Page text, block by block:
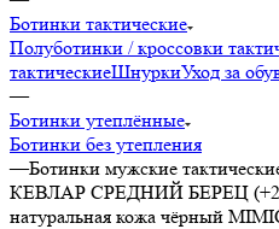
Ботинки тактические
Полуботинки / кроссовки
тактическиеШнуркиУход за
—
Ботинки утеплённые
Ботинки без утепления
—Ботинки мужские
КЕВЛАР СРЕДНИЙ БЕРЕЦ
натуральная кожа чёрный